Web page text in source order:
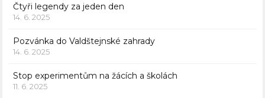
Čtyři legendy za jeden den
14. 6. 2025
Pozvánka do Valdštejnské zahrady
14. 6. 2025
Stop experimentům na žácích a školách
11. 6. 2025